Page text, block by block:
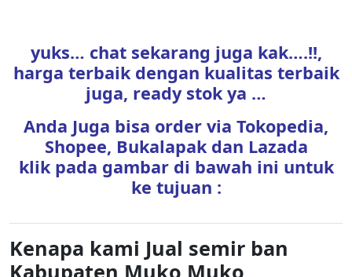
yuks… chat sekarang juga kak….!!,
harga terbaik dengan kualitas terbaik
juga, ready stok ya …
Anda Juga bisa order via Tokopedia,
Shopee, Bukalapak dan Lazada
klik pada gambar di bawah ini untuk
ke tujuan :
Kenapa kami Jual semir ban
Kabupaten Muko Muko